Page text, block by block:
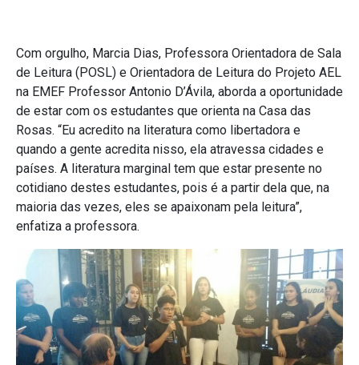
Com orgulho, Marcia Dias, Professora Orientadora de Sala
de Leitura (POSL) e Orientadora de Leitura do Projeto AEL
na EMEF Professor Antonio D’Ávila, aborda a oportunidade
de estar com os estudantes que orienta na Casa das
Rosas. “Eu acredito na literatura como libertadora e
quando a gente acredita nisso, ela atravessa cidades e
países. A literatura marginal tem que estar presente no
cotidiano destes estudantes, pois é a partir dela que, na
maioria das vezes, eles se apaixonam pela leitura”,
enfatiza a professora.